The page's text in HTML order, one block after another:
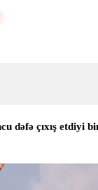
dəfə çıxış etdiyi